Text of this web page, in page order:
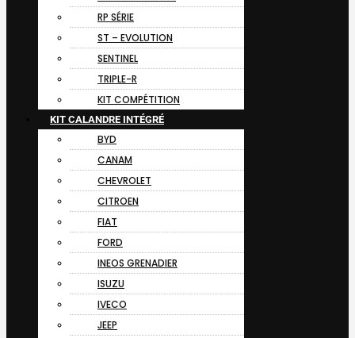
RP SÉRIE
ST – EVOLUTION
SENTINEL
TRIPLE-R
KIT COMPÉTITION
KIT CALANDRE INTÉGRÉ
BYD
CANAM
CHEVROLET
CITROEN
FIAT
FORD
INEOS GRENADIER
ISUZU
IVECO
JEEP